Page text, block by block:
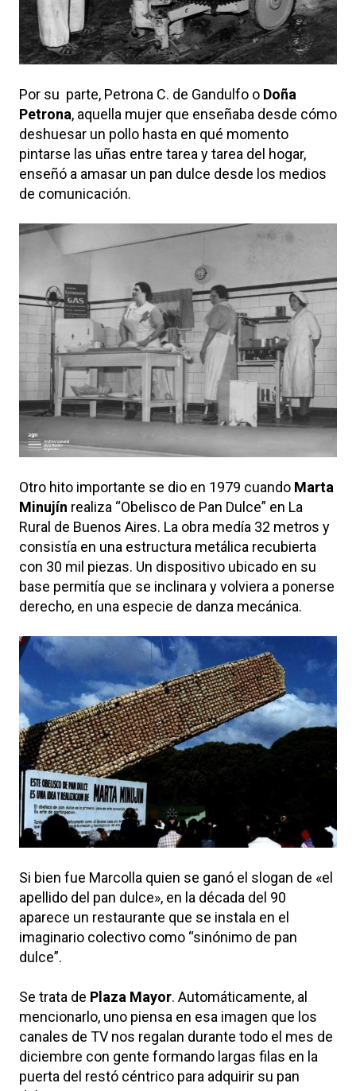
Por su parte, Petrona C. de Gandulfo o Doña
Petrona, aquella mujer que enseñaba desde cómo
deshuesar un pollo hasta en qué momento
pintarse las uñas entre tarea y tarea del hogar,
enseñó a amasar un pan dulce desde los medios
de comunicación.
Otro hito importante se dio en 1979 cuando Marta
Minujín realiza “Obelisco de Pan Dulce” en La
Rural de Buenos Aires. La obra medía 32 metros y
consistía en una estructura metálica recubierta
con 30 mil piezas. Un dispositivo ubicado en su
base permitía que se inclinara y volviera a ponerse
derecho, en una especie de danza mecánica.
Si bien fue Marcolla quien se ganó el slogan de «el
apellido del pan dulce», en la década del 90
aparece un restaurante que se instala en el
imaginario colectivo como “sinónimo de pan
dulce”.
Se trata de Plaza Mayor. Automáticamente, al
mencionarlo, uno piensa en esa imagen que los
canales de TV nos regalan durante todo el mes de
diciembre con gente formando largas filas en la
puerta del restó céntrico para adquirir su pan